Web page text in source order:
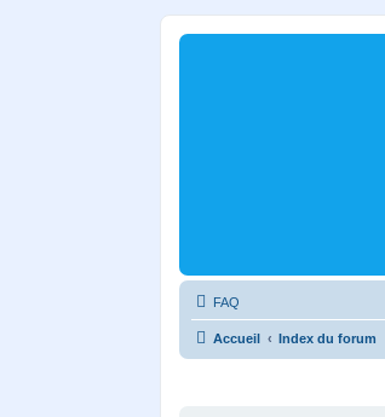
FAQ
Accueil Index du forum